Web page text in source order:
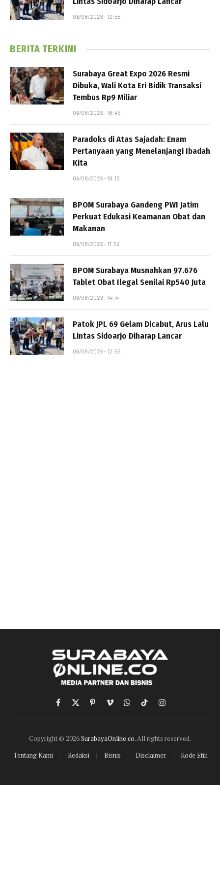
06/08/2026 - 12:55
BERITA TERKINI
Surabaya Great Expo 2026 Resmi
Dibuka, Wali Kota Eri Bidik Transaksi
Tembus Rp9 Miliar
06/08/2026 - 18:45
Paradoks di Atas Sajadah: Enam
Pertanyaan yang Menelanjangi Ibadah
Kita
06/08/2026 - 18:12
BPOM Surabaya Gandeng PWI Jatim
Perkuat Edukasi Keamanan Obat dan
Makanan
06/08/2026 - 17:52
BPOM Surabaya Musnahkan 97.676
Tablet Obat Ilegal Senilai Rp540 Juta
06/08/2026 - 14:14
Patok JPL 69 Gelam Dicabut, Arus Lalu
Lintas Sidoarjo Diharap Lancar
06/08/2026 - 12:55
Facebook
X
(Twitter)
PinterestVimeoWhatsApp
TikTokInstagram
Copyright © 2026SurabayaOnline.co. All rights reserved.
Tentang Kami
Redaksi Bisnis Disclaimer Kode Etik